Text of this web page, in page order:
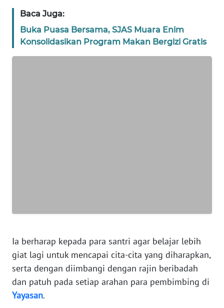
Baca Juga:
Buka Puasa Bersama, SJAS Muara Enim
Konsolidasikan Program Makan Bergizi Gratis
Ia berharap kepada para santri agar belajar lebih
giat lagi untuk mencapai cita-cita yang diharapkan,
serta dengan diimbangi dengan rajin beribadah
dan patuh pada setiap arahan para pembimbing di
Yayasan.
DISCLAIMER
Wahana
Regional
NTT
WN